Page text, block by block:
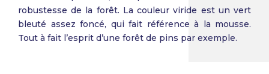
robustesse de la forêt. La couleur viride est un vert
bleuté assez foncé, qui fait référence à la mousse.
Tout à fait l’esprit d’une forêt de pins par exemple.